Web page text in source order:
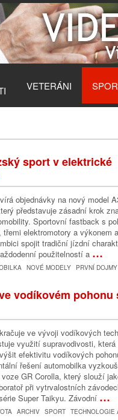
VETERÁNI
sport v elektrické
objednávky na nový model
představuje zásadní krok
Sportovní fastback s
třemi elektromotory a výkonem
spojit tradiční jízdní
použitelností a …
NOVÉ MODELY PRVNÍ DOJMY
vodíkovém pohonu
ve vývoji vodíkových
využití supravodivosti, která
efektivitu vodíkových
řešení automobilka
GR Corolla, který slouží
při vytrvalostních
Super Taikyu. Závodní …
ARCHIV SPORT TECHNOLOGIE